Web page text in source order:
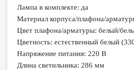
Лампа в комплекте: да
Материал корпуса/плафона/
Цвет плафона/арматуры: белый/
Цветность: естественный белый
Напряжение питания: 220 В
Длина светильника: 286 мм